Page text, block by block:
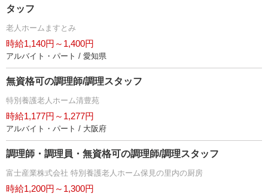
タッフ
老人ホームますとみ
時給1,140円～1,400円
アルバイト・パート / 愛知県
無資格可の調理師/調理スタッフ
特別養護老人ホーム清豊苑
時給1,177円～1,277円
アルバイト・パート / 大阪府
調理師・調理員・無資格可の調理師/調理スタッフ
富士産業株式会社 特別養護老人ホーム保見の里内の厨房
時給1,200円～1,300円